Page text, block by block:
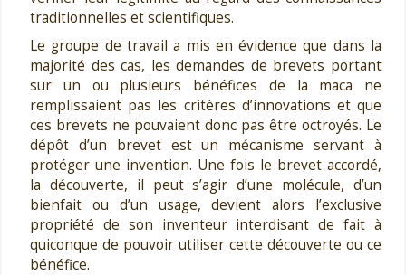
traditionnelles et scientifiques.
Le groupe de travail a mis en évidence que dans la
majorité des cas, les demandes de brevets portant
sur un ou plusieurs bénéfices de la maca ne
remplissaient pas les critères d’innovations et que
ces brevets ne pouvaient donc pas être octroyés. Le
dépôt d’un brevet est un mécanisme servant à
protéger une invention. Une fois le brevet accordé,
la découverte, il peut s’agir d’une molécule, d’un
bienfait ou d’un usage, devient alors l’exclusive
propriété de son inventeur interdisant de fait à
quiconque de pouvoir utiliser cette découverte ou ce
bénéfice.